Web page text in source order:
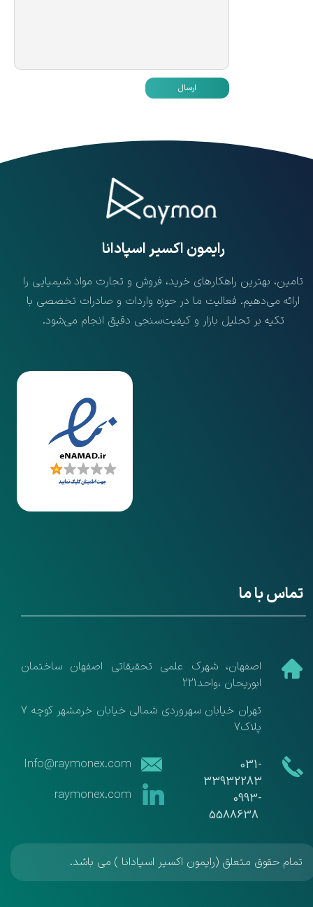
ارسال
تامین، بهترین راهکارهای خرید، فروش و تجارت مواد شیمیایی را
ارائه می‌دهیم. فعالیت ما در حوزه واردات و صادرات تخصصی با
تکیه بر تحلیل بازار و کیفیت‌سنجی دقیق انجام می‌شود.
​رایمون اکسیر اسپادانا
تماس با ما
raymonex.com
تهران خیابان سهروردی شمالی خیابان خرمشهر کوچه 7
پلاک7
​​031-
33932283
​​​​​​​0993-
5588638
​اصفهان، شهرک علمی تحقیقاتی اصفهان ساختمان
ابوریحان ،واحد221
​​Info@raymonex.com
تمام حقوق متعلق (رایمون اکسیر اسپادانا ) می باشد.